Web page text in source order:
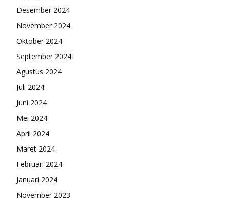
Desember 2024
November 2024
Oktober 2024
September 2024
Agustus 2024
Juli 2024
Juni 2024
Mei 2024
April 2024
Maret 2024
Februari 2024
Januari 2024
November 2023